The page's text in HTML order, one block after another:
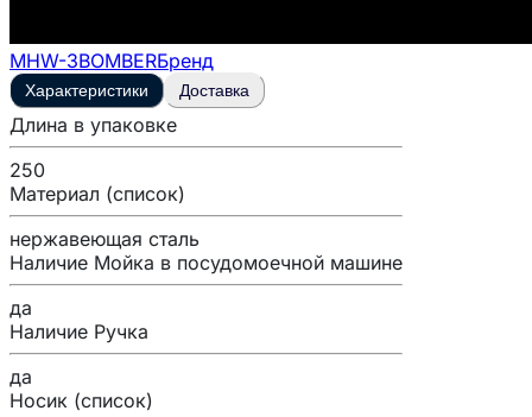
MHW-3BOMBERБренд
Характеристики Доставка
Длина в упаковке
250
Материал (список)
нержавеющая сталь
Наличие Мойка в посудомоечной машине
да
Наличие Ручка
да
Носик (список)